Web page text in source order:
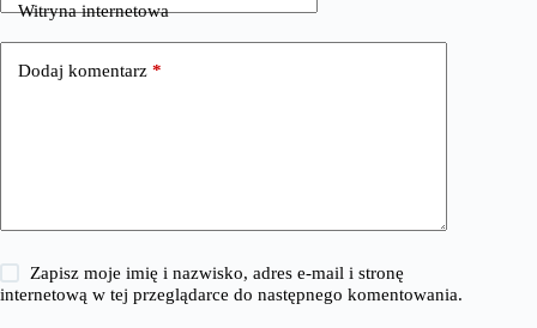
Witryna internetowa
Dodaj komentarz *
Zapisz moje imię i nazwisko, adres e-mail i stronę
internetową w tej przeglądarce do następnego komentowania.